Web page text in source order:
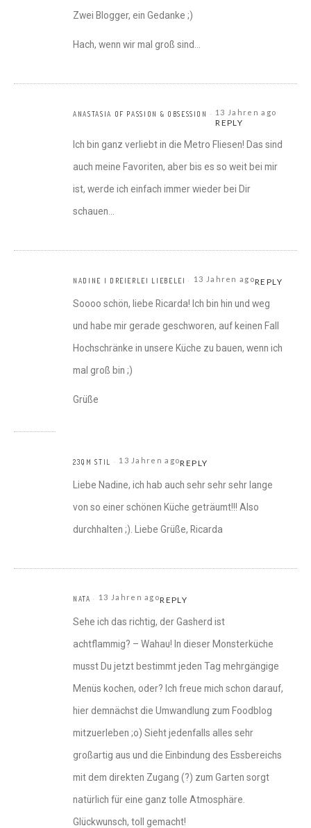
Zwei Blogger, ein Gedanke ;)
Hach, wenn wir mal groß sind…
ANASTASIA OF PASSION & OBSESSION 13 Jahren ago
REPLY
Ich bin ganz verliebt in die Metro Fliesen! Das sind
auch meine Favoriten, aber bis es so weit bei mir
ist, werde ich einfach immer wieder bei Dir
schauen…
NADINE I DREIERLEI LIEBELEI 13 Jahren agoREPLY
Soooo schön, liebe Ricarda! Ich bin hin und weg
und habe mir gerade geschworen, auf keinen Fall
Hochschränke in unsere Küche zu bauen, wenn ich
mal groß bin ;)
Grüße
23QM STIL 13 Jahren agoREPLY
Liebe Nadine, ich hab auch sehr sehr sehr lange
von so einer schönen Küche geträumt!!! Also
durchhalten ;). Liebe Grüße, Ricarda
NATA 13 Jahren agoREPLY
Sehe ich das richtig, der Gasherd ist
achtflammig? – Wahau! In dieser Monsterküche
musst Du jetzt bestimmt jeden Tag mehrgängige
Menüs kochen, oder? Ich freue mich schon darauf,
hier demnächst die Umwandlung zum Foodblog
mitzuerleben ;o) Sieht jedenfalls alles sehr
großartig aus und die Einbindung des Essbereichs
mit dem direkten Zugang (?) zum Garten sorgt
natürlich für eine ganz tolle Atmosphäre.
Glückwunsch, toll gemacht!